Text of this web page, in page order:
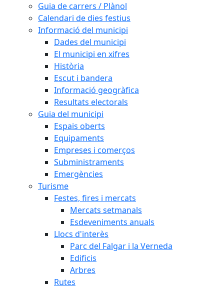
Guia de carrers / Plànol
Calendari de dies festius
Informació del municipi
Dades del municipi
El municipi en xifres
Història
Escut i bandera
Informació geogràfica
Resultats electorals
Guia del municipi
Espais oberts
Equipaments
Empreses i comerços
Subministraments
Emergències
Turisme
Festes, fires i mercats
Mercats setmanals
Esdeveniments anuals
Llocs d'interès
Parc del Falgar i la Verneda
Edificis
Arbres
Rutes